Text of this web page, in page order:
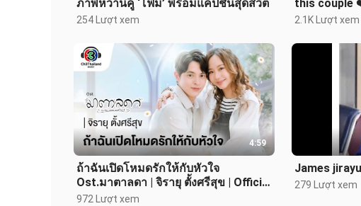
ภาพหวานคู่ ‘โฟม’ พร้อมแคปชั่นสุดสวีต
254 Lượt xem
this couple
2.1K Lượt xem
4:59
ถ้าฉันเปิดโหมดรักให้กับหัวใจ
Ost.มาตาลดา | จิรายุ ตั้งศรีสุข | Official
MV
972 Lượt xem
James
279 Lượt xem